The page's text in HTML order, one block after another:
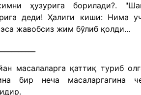
ҳузурига борилади?.
деди! Ҳалиги киши: Нима
жавобсиз жим бўлиб қолди...
масалаларга қаттиқ туриб
бир неча масаларгагина